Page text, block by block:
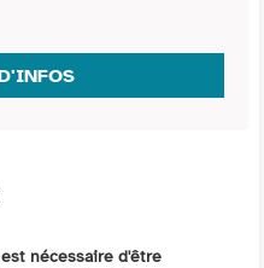
nécessaire d'être